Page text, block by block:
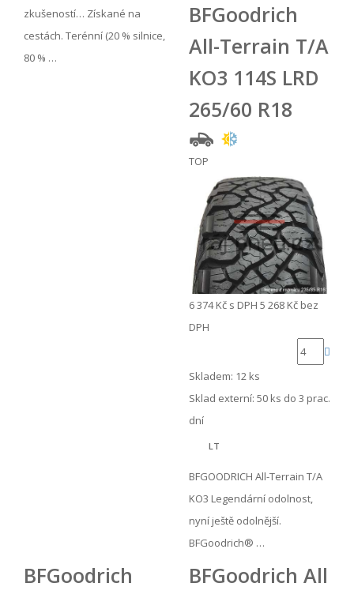
zkušeností… Získané na
cestách. Terénní (20 % silnice,
80 % …
BFGoodrich
All-Terrain T/A
KO3 114S LRD
265/60 R18
TOP
6 374 Kč s DPH 5 268 Kč bez
DPH
Skladem: 12 ks
Sklad externí: 50 ks do 3 prac.
dní
LT
BFGOODRICH All-Terrain T/A
KO3 Legendární odolnost,
nyní ještě odolnější.
BFGoodrich® …
BFGoodrich
BFGoodrich All